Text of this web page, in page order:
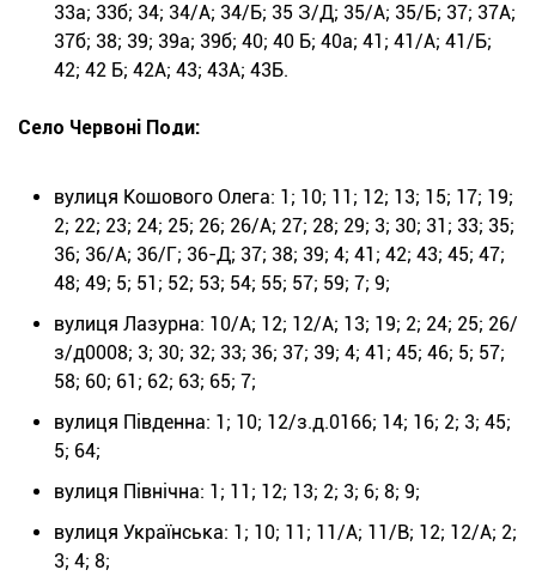
33а; 33б; 34; 34/А; 34/Б; 35 З/Д; 35/А; 35/Б; 37; 37А;
37б; 38; 39; 39а; 39б; 40; 40 Б; 40а; 41; 41/А; 41/Б;
42; 42 Б; 42А; 43; 43А; 43Б.
Село Червоні Поди:
вулиця Кошового Олега: 1; 10; 11; 12; 13; 15; 17; 19;
2; 22; 23; 24; 25; 26; 26/А; 27; 28; 29; 3; 30; 31; 33; 35;
36; 36/А; 36/Г; 36-Д; 37; 38; 39; 4; 41; 42; 43; 45; 47;
48; 49; 5; 51; 52; 53; 54; 55; 57; 59; 7; 9;
вулиця Лазурна: 10/А; 12; 12/А; 13; 19; 2; 24; 25; 26/
з/д0008; 3; 30; 32; 33; 36; 37; 39; 4; 41; 45; 46; 5; 57;
58; 60; 61; 62; 63; 65; 7;
вулиця Південна: 1; 10; 12/з.д.0166; 14; 16; 2; 3; 45;
5; 64;
вулиця Північна: 1; 11; 12; 13; 2; 3; 6; 8; 9;
вулиця Українська: 1; 10; 11; 11/А; 11/В; 12; 12/А; 2;
3; 4; 8;